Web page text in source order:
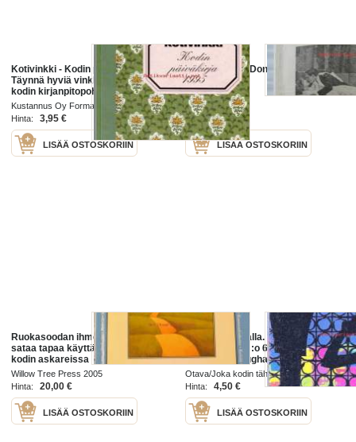
Kotivinkki - Kodin päiväkirja 1995.
Täynnä hyviä vinkkejä, reseptejä,
kodin kirjanpitopohja, viherkasvit
ilmanpuhdistajina, säästövinkkejä
jne.
Kustannus Oy Forma 1994
Hinta:
3,95 €
LISÄÄ OSTOSKORIIN
Nykyaikaisen Don Juanin
muistelmat
Kodin Lehti
Hinta:
6,00 €
LISÄÄ OSTOSKORIIN
Ruokasoodan ihmeet - Monta
sataa tapaa käyttää ruokasoodaa
kodin askareissa
Willow Tree Press 2005
Hinta:
20,00 €
LISÄÄ OSTOSKORIIN
Huvila kukkulalla. Joka Kodin
Tähtikirjasto N:o 60, 1959.W.
Somerset Maughamin romaani
kertoo yhden vuorokauden
puitteissa tapahtuvan
rakkaustarinan meidän
Otava/Joka kodin tähtikirjasto 1959
Hinta:
4,50 €
LISÄÄ OSTOSKORIIN